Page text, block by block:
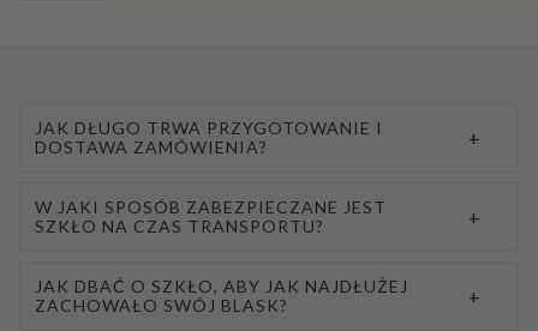
JAK DŁUGO TRWA PRZYGOTOWANIE I
DOSTAWA ZAMÓWIENIA?
+
W JAKI SPOSÓB ZABEZPIECZANE JEST
SZKŁO NA CZAS TRANSPORTU?
+
JAK DBAĆ O SZKŁO, ABY JAK NAJDŁUŻEJ
ZACHOWAŁO SWÓJ BLASK?
+